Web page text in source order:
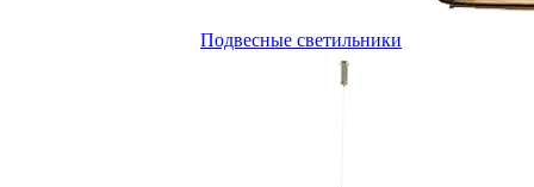
Подвесные светильники